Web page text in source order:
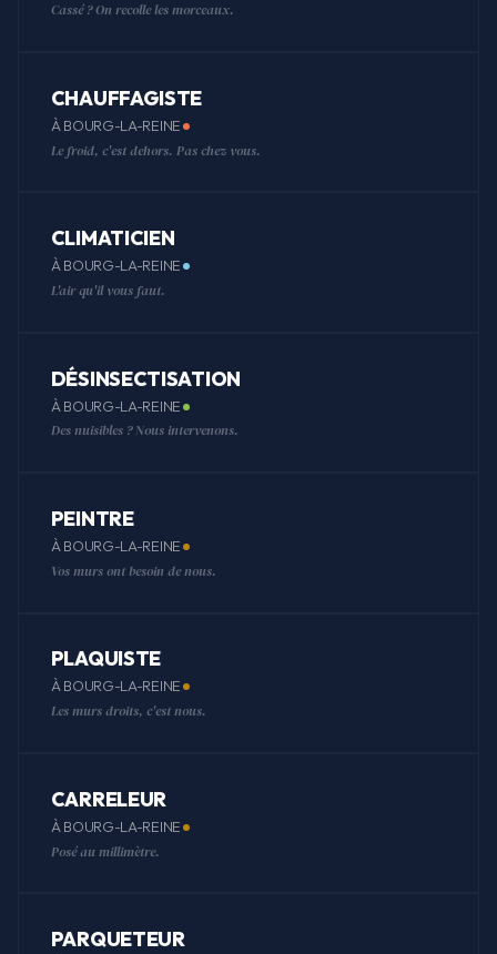
Cassé ? On recolle les morceaux.
CHAUFFAGISTE
À BOURG-LA-REINE
Le froid, c'est dehors. Pas chez vous.
CLIMATICIEN
À BOURG-LA-REINE
L'air qu'il vous faut.
DÉSINSECTISATION
À BOURG-LA-REINE
Des nuisibles ? Nous intervenons.
PEINTRE
À BOURG-LA-REINE
Vos murs ont besoin de nous.
PLAQUISTE
À BOURG-LA-REINE
Les murs droits, c'est nous.
CARRELEUR
À BOURG-LA-REINE
Posé au millimètre.
PARQUETEUR